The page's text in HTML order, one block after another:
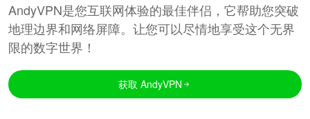
AndyVPN是您互联网体验的最佳伴侣，它帮助您突破
地理边界和网络屏障。让您可以尽情地享受这个无界
限的数字世界！
获取 AndyVPN